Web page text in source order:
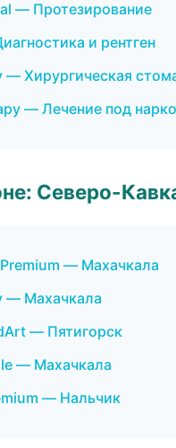
— Протезирование
и рентген
Хирургическая
— Лечение под
Северо-
— Махачкала
— Махачкала
— Пятигорск
— Махачкала
— Нальчик